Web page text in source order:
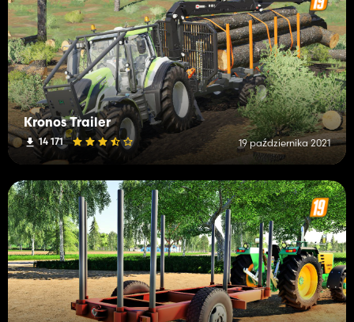
Kronos Trailer
14 171 19 października 2021